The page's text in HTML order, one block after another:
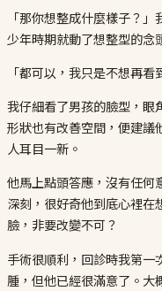
「那你想整成什麼樣子？
少年時期就動了想整型的念
「都可以，我只是不想再
我仔細看了男孩的臉型，眼
形狀也有改善空間，便建議
人耳目一新。
他馬上點頭答應，沒有任何
深刻，很好奇他到底心裡在
臉，非要改變不可？
手術很順利，回診時我第一
腫，但他已經很滿意了。大